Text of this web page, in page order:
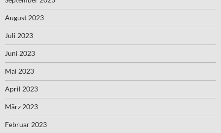
August 2023
Juli 2023
Juni 2023
Mai 2023
April 2023
März 2023
Februar 2023